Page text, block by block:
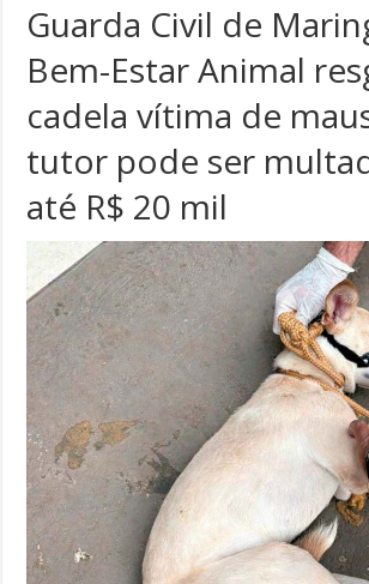
Guarda Civil de
Bem-Estar Animal
cadela vítima de
tutor pode ser
até R$ 20 mil